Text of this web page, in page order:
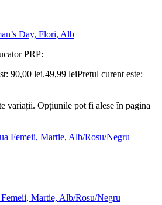
Day, Flori, Alb
PRP:
90,00 lei.49,99 leiPrețul curent este:
variații. Opțiunile pot fi alese în pagina
Martie, Alb/Rosu/Negru